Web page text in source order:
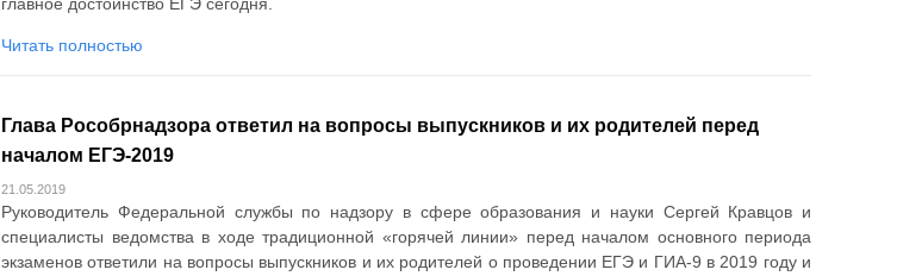
Читать полностью
Глава Рособрнадзора ответил на вопросы выпускников и их родителей перед
началом ЕГЭ-2019
21.05.2019
Руководитель Федеральной службы по надзору в сфере образования и науки Сергей Кравцов и
специалисты ведомства в ходе традиционной «горячей линии» перед началом основного периода
экзаменов ответили на вопросы выпускников и их родителей о проведении ЕГЭ и ГИА-9 в 2019 году и